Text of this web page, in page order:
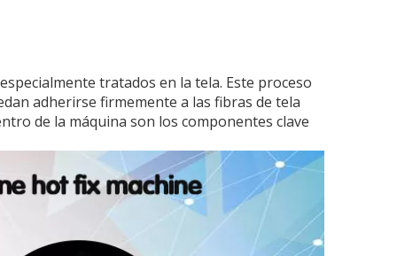
tratados en la tela. Este proceso
adherirse firmemente a las fibras de tela
de la máquina son los componentes clave